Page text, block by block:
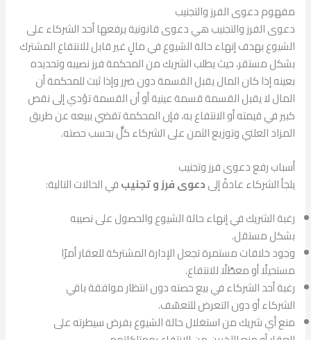
مفهوم دعوى الفرز والتجنيب
دعوى الفرز والتجنيب هي دعوى قانونية يرفعها أحد الشركاء على
الشيوع بهدف إنهاء حالة الشيوع في مالٍ غير قابل للانتفاع المشترك
بشكل مستقر، حيث يطلب الشريك من المحكمة فرز نصيبه وتحديده
بعينه إذا كان المال يقبل القسمة دون ضرر وإذا ثبت للمحكمة أن
المال لا يقبل القسمة قسمة عينية أو أن القسمة تؤدي إلى نقص
كبير في قيمته أو الانتفاع به، فإن المحكمة تقضي ببيعه عن طريق
المزاد العلني وتوزيع الثمن على الشركاء كلٌّ بحسب حصته.
أسباب رفع دعوى فرز وتجنيب
يلجأ الشركاء عادةً إلىدعوى فرز و تجنيبفي الحالات التالية:
رغبة الشريك في إنهاء حالة الشيوع والحصول على نصيبه
بشكل مستقل.
وجود خلافات مستمرة تجعل الإدارة المشتركة للعقار أمرًا
مستحيلًا أو معطّلًا للانتفاع.
رغبة أحد الشركاء في بيع حصته دون انتظار موافقة باقي
الشركاء أو دون التعرض للتعسّف.
منع أي شريك من استغلال حالة الشيوع بفرض سيطرته على